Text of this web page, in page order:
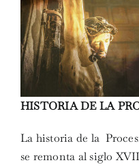
HISTORIA DE LA
La historia de la
se remonta al siglo